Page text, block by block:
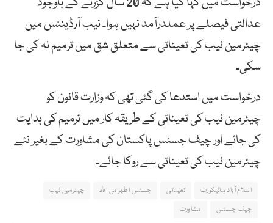
عدالتی فیصلے پر عملدرآمد نہیں ہوا۔ نیب آرڈیننس میں
چیئرمین نیب کی تعیناتی سے متعلق شق میں ترمیم نہ کی جا
سکی۔
درخواست میں استدعا کی گئی تھی کہ وزارت قانون کو
چیئرمین نیب کی تعیناتی کے طریقہ کار میں ترمیم کی ہدایت
کی جائے اور چیف جسٹس پاکستان کی مشاورت کے بغیر نئے
چیئرمین نیب کی تعیناتی سے روکا جائے۔
اسلام آباد ہائیکورٹ تعیناتی جسٹس اطہر من اللہ
چیئرمین نیب
چیف جسٹس
مشاورت